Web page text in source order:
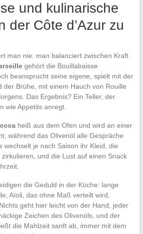
und kulinarische
der Côte d’Azur zu
man nie: man balanciert zwischen Kraft
gehört die Bouillabaisse
beansprucht seine eigene, spielt mit der
der Brühe, mit einem Hauch von Rouille
Das Ergebnis? Ein Teller, der
wie Appetits anregt.
heiß aus dem Ofen und wird an einer
während das Olivenöl alle Gespräche
wechselt je nach Saison ihr Kleid, die
und die Lust auf einen Snack
die Geduld in der Küche: lange
Aïoli, das ohne Maß verteilt wird,
geht hier leicht von der Hand, jeder
Zeichen des Olivenöls, und der
die Mahlzeit sanft ab, immer mit dem